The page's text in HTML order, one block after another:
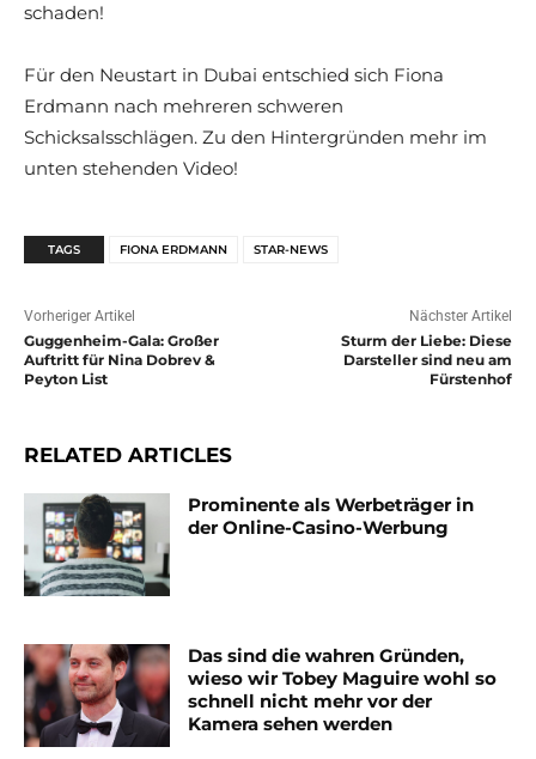
schaden!
Für den Neustart in Dubai entschied sich Fiona
Erdmann nach mehreren schweren
Schicksalsschlägen. Zu den Hintergründen mehr im
unten stehenden Video!
TAGS FIONA ERDMANN STAR-NEWS
Vorheriger Artikel
Guggenheim-Gala: Großer
Auftritt für Nina Dobrev &
Peyton List
Nächster Artikel
Sturm der Liebe: Diese
Darsteller sind neu am
Fürstenhof
RELATED ARTICLES
Prominente als Werbeträger in
der Online-Casino-Werbung
Das sind die wahren Gründen,
wieso wir Tobey Maguire wohl so
schnell nicht mehr vor der
Kamera sehen werden